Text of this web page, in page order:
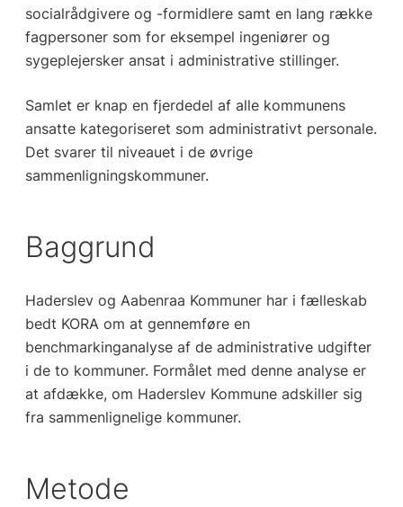
socialrådgivere og -formidlere samt en lang række
fagpersoner som for eksempel ingeniører og
sygeplejersker ansat i administrative stillinger.
Samlet er knap en fjerdedel af alle kommunens
ansatte kategoriseret som administrativt personale.
Det svarer til niveauet i de øvrige
sammenligningskommuner.
Baggrund
Haderslev og Aabenraa Kommuner har i fælleskab
bedt KORA om at gennemføre en
benchmarkinganalyse af de administrative udgifter
i de to kommuner. Formålet med denne analyse er
at afdække, om Haderslev Kommune adskiller sig
fra sammenlignelige kommuner.
Metode